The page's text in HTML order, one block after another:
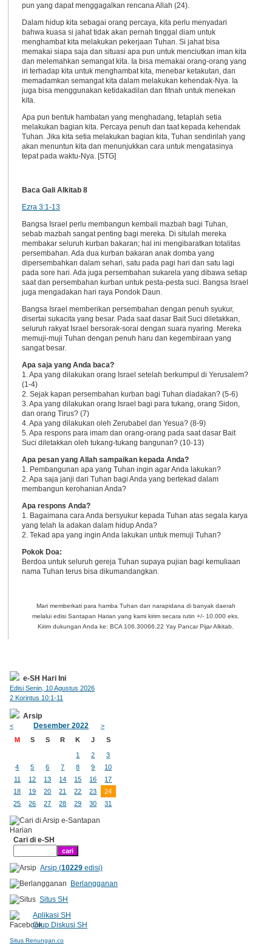
pun yang dapat menggagalkan rencana Allah (24).
Dalam hidup kita sebagai orang percaya, kita perlu menyadari
bahwa kuasa si jahat tidak akan pernah tinggal diam untuk
menghambat kita melakukan pekerjaan Tuhan. Si jahat bisa
memakai siapa saja dan situasi apa pun untuk menciutkan iman kita
dan melemahkan semangat kita. Ia bisa memakai orang-orang yang
iri terhadap kita untuk menghambat kita, menebar ketakutan, dan
memadamkan semangat kita dalam melakukan kehendak-Nya. Ia
juga bisa menggunakan ketidakadilan dan fitnah untuk menekan
kita.
Apa pun bentuk hambatan yang menghadang, tetaplah setia
melakukan bagian kita. Percaya penuh dan taat kepada kehendak
Tuhan. Jika kita setia melakukan bagian kita, Tuhan sendirilah yang
akan menuntun kita dan menunjukkan cara untuk mengatasinya
tepat pada waktu-Nya. [STG]
Baca Gali Alkitab 8
Ezra 3:1-13
Bangsa Israel perlu membangun kembali mazbah bagi Tuhan,
sebab mazbah sangat penting bagi mereka. Di situlah mereka
membakar seluruh kurban bakaran; hal ini mengibaratkan totalitas
persembahan. Ada dua kurban bakaran anak domba yang
dipersembahkan dalam sehari, satu pada pagi hari dan satu lagi
pada sore hari. Ada juga persembahan sukarela yang dibawa setiap
saat dan persembahan kurban untuk pesta-pesta suci. Bangsa Israel
juga mengadakan hari raya Pondok Daun.
Bangsa Israel memberikan persembahan dengan penuh syukur,
disertai sukacita yang besar. Pada saat dasar Bait Suci diletakkan,
seluruh rakyat Israel bersorak-sorai dengan suara nyaring. Mereka
memuji-muji Tuhan dengan penuh haru dan kegembiraan yang
sangat besar.
Apa saja yang Anda baca?
1. Apa yang dilakukan orang Israel setelah berkumpul di Yerusalem?
(1-4)
2. Sejak kapan persembahan kurban bagi Tuhan diadakan? (5-6)
3. Apa yang dilakukan orang Israel bagi para tukang, orang Sidon,
dan orang Tirus? (7)
4. Apa yang dilakukan oleh Zerubabel dan Yesua? (8-9)
5. Apa respons para imam dan orang-orang pada saat dasar Bait
Suci diletakkan oleh tukang-tukang bangunan? (10-13)
Apa pesan yang Allah sampaikan kepada Anda?
1. Pembangunan apa yang Tuhan ingin agar Anda lakukan?
2. Apa saja janji dari Tuhan bagi Anda yang bertekad dalam
membangun kerohanian Anda?
Apa respons Anda?
1. Bagaimana cara Anda bersyukur kepada Tuhan atas segala karya
yang telah Ia adakan dalam hidup Anda?
2. Tekad apa yang ingin Anda lakukan untuk memuji Tuhan?
Pokok Doa:
Berdoa untuk seluruh gereja Tuhan supaya pujian bagi kemuliaan
nama Tuhan terus bisa dikumandangkan.
Mari memberkati para hamba Tuhan dan narapidana di banyak daerah
melalui edisi Santapan Harian yang kami kirim secara rutin +/- 10.000 eks.
Kirim dukungan Anda ke: BCA 106.30066.22 Yay Pancar Pijar Alkitab.
e-SH Hari Ini
Edisi Senin, 10 Agustus 2026
2 Korintus 10:1-11
Arsip
< Desember 2022
>
M
S S R K J S
1 2
3
4
5 6 7 8 9
10
11
12 13 14 15 16
17
18
19 20 21 22 23
24
25
26 27 28 29 30 31
Cari di e-SH
Arsip (10229edisi)
Berlangganan
Situs SH
Aplikasi SH
Grup Diskusi SH
Situs Renungan.co